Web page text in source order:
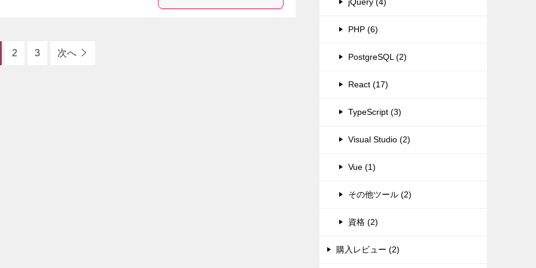
2 3 次へ
PHP (6)
PostgreSQL (2)
React (17)
TypeScript (3)
Visual Studio (2)
Vue (1)
その他ツール (2)
資格 (2)
購入レビュー (2)